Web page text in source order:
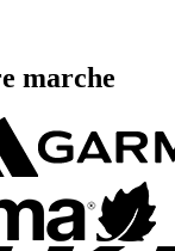
marche